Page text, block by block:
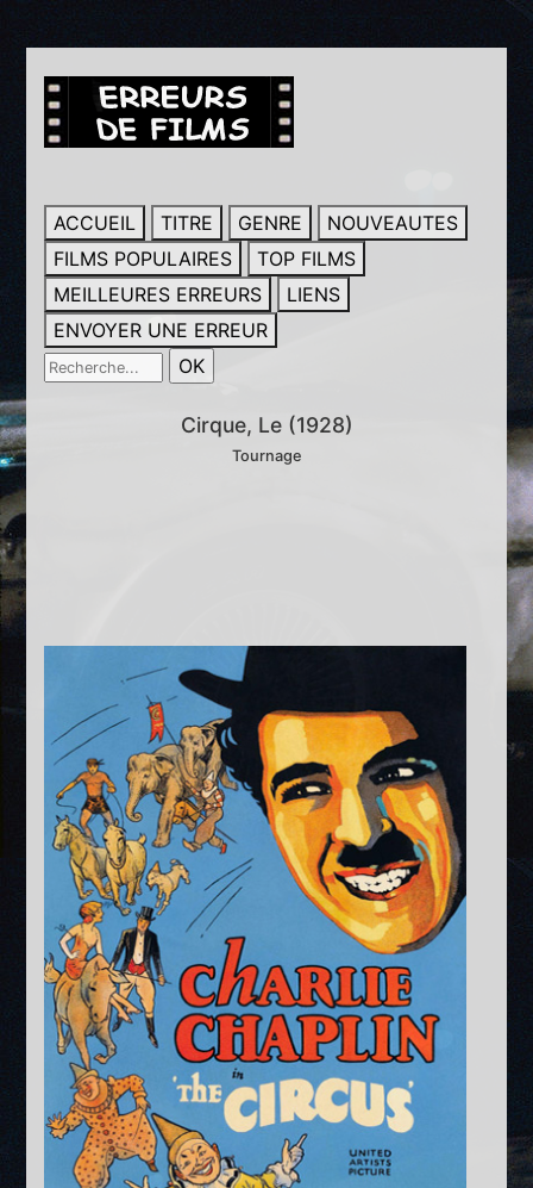
ACCUEIL TITRE GENRE
NOUVEAUTES
FILMS POPULAIRES
TOP FILMS
MEILLEURES ERREURS
LIENS
ENVOYER UNE ERREUR
Cirque, Le (1928)
Tournage